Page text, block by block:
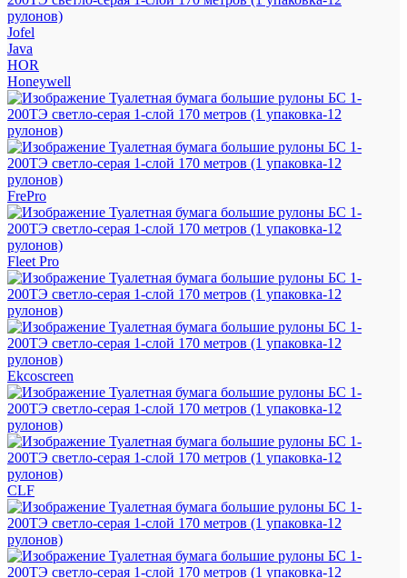
Jofel
Java
HOR
Honeywell
FrePro
Fleet Pro
Ekcoscreen
CLF